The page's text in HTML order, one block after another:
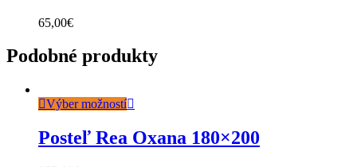
65,00€
Podobné produkty
Výber možností
Posteľ Rea Oxana 180×200